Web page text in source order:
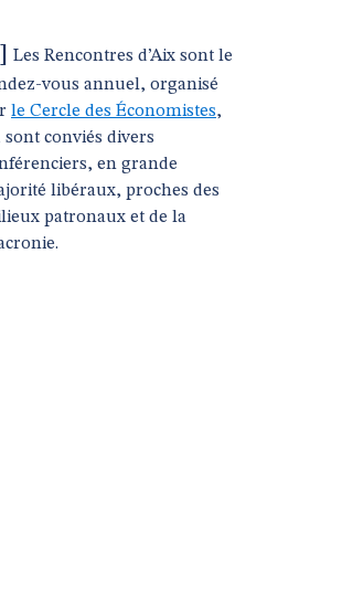
Les Rencontres d’Aix sont le
vous annuel, organisé
le Cercle des Économistes,
sont conviés divers
en grande
libéraux, proches des
patronaux et de la